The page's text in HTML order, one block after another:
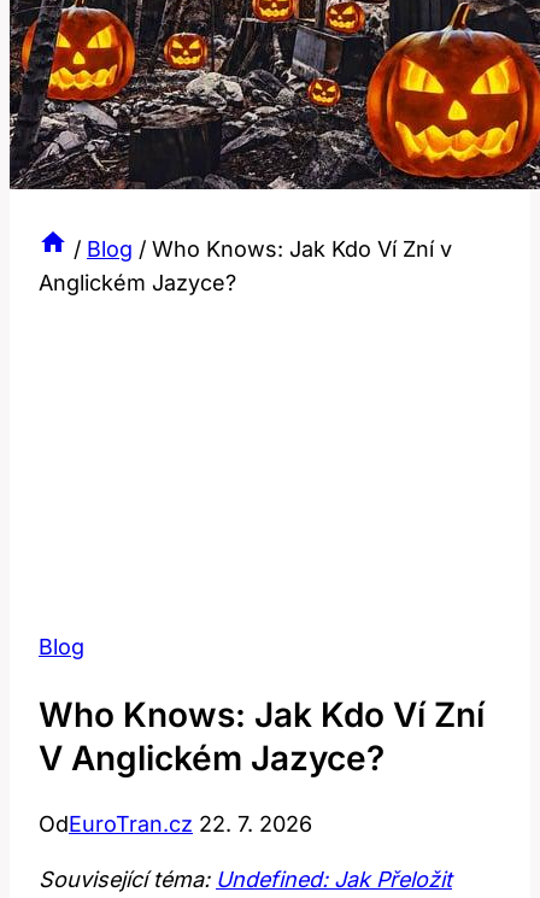
/ Blog / Who Knows: Jak Kdo Ví Zní v
Anglickém Jazyce?
Blog
Who Knows: Jak Kdo Ví Zní
V Anglickém Jazyce?
OdEuroTran.cz 22. 7. 2026
Související téma: Undefined: Jak Přeložit